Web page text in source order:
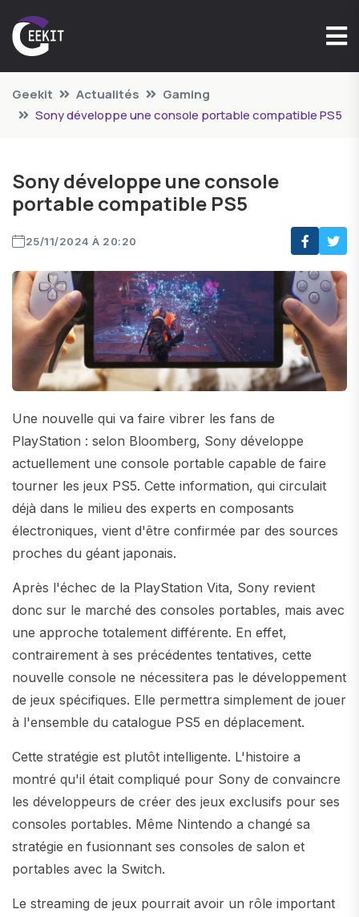
Geekit Actualités
Gaming
Sony développe une console portable compatible PS5
Sony développe une console
portable compatible PS5
25/11/2024 À 20:20
Une nouvelle qui va faire vibrer les fans de
PlayStation : selon Bloomberg, Sony développe
actuellement une console portable capable de faire
tourner les jeux PS5. Cette information, qui circulait
déjà dans le milieu des experts en composants
électroniques, vient d'être confirmée par des sources
proches du géant japonais.
Après l'échec de la PlayStation Vita, Sony revient
donc sur le marché des consoles portables, mais avec
une approche totalement différente. En effet,
contrairement à ses précédentes tentatives, cette
nouvelle console ne nécessitera pas le développement
de jeux spécifiques. Elle permettra simplement de jouer
à l'ensemble du catalogue PS5 en déplacement.
Cette stratégie est plutôt intelligente. L'histoire a
montré qu'il était compliqué pour Sony de convaincre
les développeurs de créer des jeux exclusifs pour ses
consoles portables. Même Nintendo a changé sa
stratégie en fusionnant ses consoles de salon et
portables avec la Switch.
Le streaming de jeux pourrait avoir un rôle important